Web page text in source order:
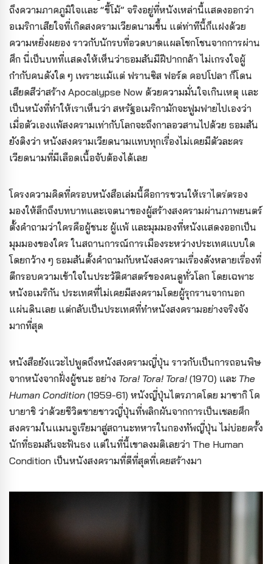
ถึงความภาคภูมิใจและ “ขี้โม้” จริงอยู่ที่หนังเหล่านี้แสดงออกว่า
อเมริกาเสียใจที่เกิดสงครามเวียดนามขึ้น แต่ท่าทีนี้ก็แฝงด้วย
ความหยิ่งผยอง ราวกับนักรบที่อวดบาดแผลโชกโชนจากการผ่าน
ศึก นี่เป็นบทที่แสดงให้เห็นว่าธอมสันมีฝีปากกล้า ไม่เกรงใจผู้
กำกับคนดังใด ๆ เพราะแม้แต่ ฟรานซิส ฟอร์ด คอปโปลา ก็โดน
เสียดสีว่าสร้าง Apocalypse Now ด้วยความมั่นใจเกินเหตุ และ
เป็นหนังที่ทำให้เราเห็นว่า สหรัฐอเมริกามักจะฟูมฟายไปเองว่า
เมื่อตัวเองแพ้สงครามเท่ากับโลกจะถึงกาลอวสานไปด้วย ธอมสัน
ยังติงว่า หนังสงครามเวียดนามแทบทุกเรื่องไม่เคยมีตัวละคร
เวียดนามที่มีเลือดเนื้อจับต้องได้เลย
โครงความคิดที่ครอบหนังสือเล่มนี้คือการชวนให้เราไตร่ตรอง
มองให้ลึกถึงบทบาทและเจตนาของผู้สร้างสงครามผ่านภาพยนตร์
ตั้งคำถามว่าใครคือผู้ชนะ ผู้แพ้ และมุมมองที่หนังแสดงออกเป็น
มุมมองของใคร ในสถานการณ์การเมืองระหว่างประเทศแบบใด
โดยกว้าง ๆ ธอมสันตั้งคำถามกับหนังสงครามเรื่องดังหลายเรื่องที่
ตีกรอบความเข้าใจในประวัติศาสตร์ของคนดูทั่วโลก โดยเฉพาะ
หนังอเมริกัน ประเทศที่ไม่เคยมีสงครามโดยผู้รุกรานจากนอก
แผ่นดินเลย แต่กลับเป็นประเทศที่ทำหนังสงครามอย่างจริงจัง
มากที่สุด
หนังสือยังแวะไปพูดถึงหนังสงครามญี่ปุ่น ราวกับเป็นการถอนพิษ
จากหนังจากฝั่งผู้ชนะ อย่าง Tora! Tora! Tora!(1970) และ The
Human Condition (1959-61) หนังญี่ปุ่นไตรภาคโดย มาซากิ โค
บายาชิ ว่าด้วยชีวิตชายชาวญี่ปุ่นที่พลิกผันจากการเป็นเชลยศึก
สงครามในแมนจูเรียมาสู่สถานะทหารในกองทัพญี่ปุ่น ไม่บ่อยครั้ง
นักที่ธอมสันจะฟันธง แต่ในที่นี้เขาลงมติเลยว่า The Human
Condition เป็นหนังสงครามที่ดีที่สุดที่เคยสร้างมา